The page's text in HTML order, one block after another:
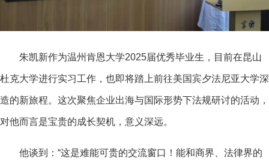
朱凯新作为温州肯恩大学2025届优秀毕业生，目前在昆山
杜克大学进行实习工作，也即将踏上前往美国宾夕法尼亚大学深
造的新旅程。这次聚焦企业出海与国际形势下法规研讨的活动，
对他而言是宝贵的成长契机，意义深远。
他谈到：“这是难能可贵的交流窗口！能和商界、法律界的